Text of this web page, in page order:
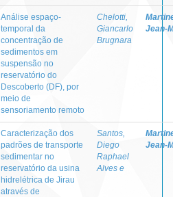
Análise espaço-
temporal da
concentração de
sedimentos em
suspensão no
reservatório do
Descoberto (DF), por
meio de
sensoriamento remoto
Chelotti,
Giancarlo
Brugnara
Jean-
Caracterização dos
padrões de transporte
sedimentar no
reservatório da usina
hidrelétrica de Jirau
através de
Santos,
Diego
Raphael
Alves e
Jean-